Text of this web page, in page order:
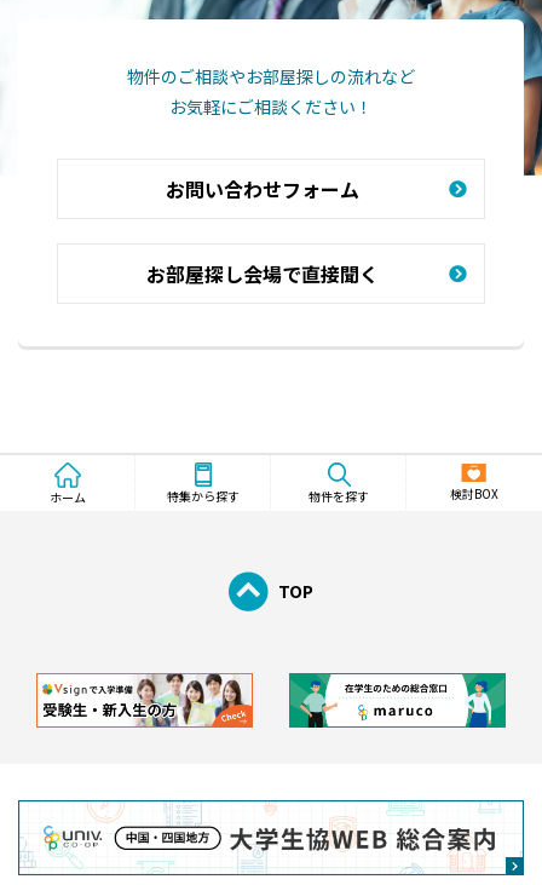
物件のご相談やお部屋探しの流れなど
お気軽にご相談ください！
お問い合わせフォーム
お部屋探し会場で直接聞く
ホーム 特集から探す 物件を探す 検討BOX
TOP